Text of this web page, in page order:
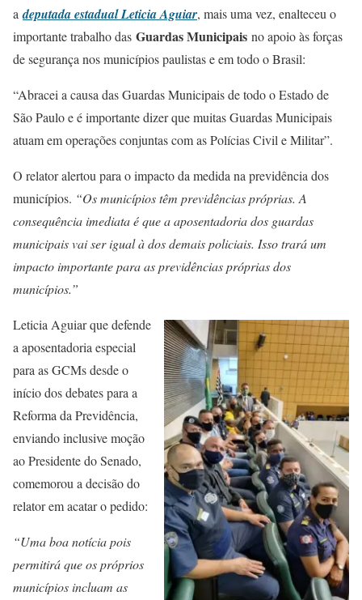
adeputada estadual Leticia Aguiar, mais uma vez, enalteceu o
importante trabalho das Guardas Municipais no apoio às forças
de segurança nos municípios paulistas e em todo o Brasil:
“Abracei a causa das Guardas Municipais de todo o Estado de
São Paulo e é importante dizer que muitas Guardas Municipais
atuam em operações conjuntas com as Polícias Civil e Militar”.
O relator alertou para o impacto da medida na previdência dos
municípios. “Os municípios têm previdências próprias. A
consequência imediata é que a aposentadoria dos guardas
municipais vai ser igual à dos demais policiais. Isso trará um
impacto importante para as previdências próprias dos
municípios.”
Leticia Aguiar que defende
a aposentadoria especial
para as GCMs desde o
início dos debates para a
Reforma da Previdência,
enviando inclusive moção
ao Presidente do Senado,
comemorou a decisão do
relator em acatar o pedido:
“Uma boa notícia pois
permitirá que os próprios
municípios incluam as